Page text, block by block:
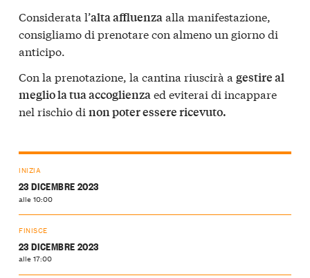
Considerata l’alta affluenzaalla manifestazione,
consigliamo di prenotare con almeno un giorno di
anticipo.
Con la prenotazione, la cantina riuscirà a gestire al
meglio la tua accoglienzaed eviterai di incappare
nel rischio di non poter essere ricevuto.
INIZIA
23 DICEMBRE 2023
alle 10:00
FINISCE
23 DICEMBRE 2023
alle 17:00